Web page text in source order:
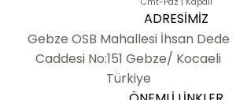
ADRESIMIZ
Gebze OSB Mahallesi İhsan Dede
Caddesi No:151 Gebze/ Kocaeli
Türkiye